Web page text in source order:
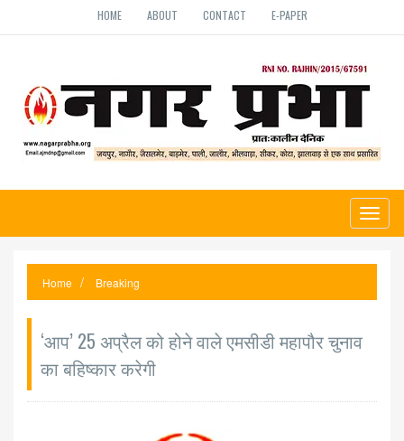
HOME ABOUT CONTACT E-PAPER
Home Breaking
‘आप’ 25 अप्रैल को होने वाले एमसीडी महापौर चुनाव
का बहिष्कार करेगी